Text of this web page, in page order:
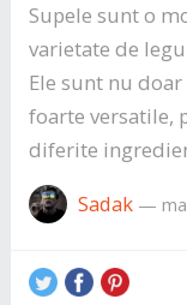
Supele sunt o
varietate de
Ele sunt nu
foarte versatile,
diferite
Sadak—